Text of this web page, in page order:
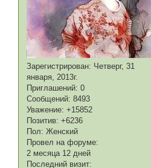
Зарегистрирован: Четверг, 31
января, 2013г.
Приглашений: 0
Сообщений: 8493
Уважение: +15852
Позитив: +6236
Пол: Женский
Провел на форуме:
2 месяца 12 дней
Последний визит: